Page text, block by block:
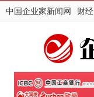
中国企业家新闻网 财经